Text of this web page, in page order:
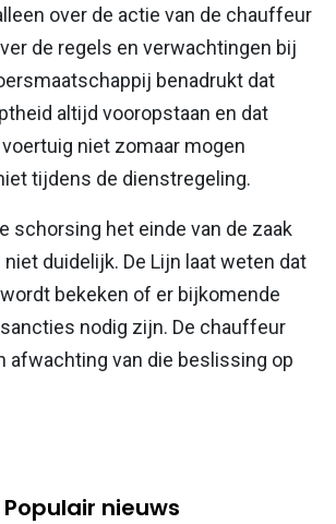
over de actie van de chauffeur
de regels en verwachtingen bij
benadrukt dat
altijd vooropstaan en dat
niet zomaar mogen
tijdens de dienstregeling.
schorsing het einde van de zaak
duidelijk. De Lijn laat weten dat
bekeken of er bijkomende
nodig zijn. De chauffeur
afwachting van die beslissing op
Populair nieuws